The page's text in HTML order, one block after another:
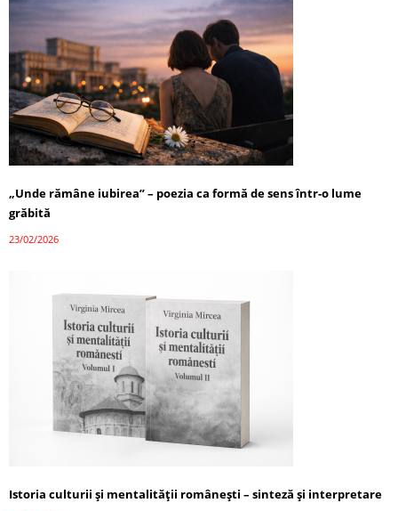
„Unde rămâne iubirea” – poezia ca formă de sens într-o lume
grăbită
23/02/2026
Istoria culturii și mentalității românești – sinteză și interpretare